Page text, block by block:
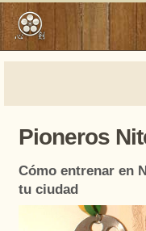
Pioneros
Cómo entrenar en
tu ciudad